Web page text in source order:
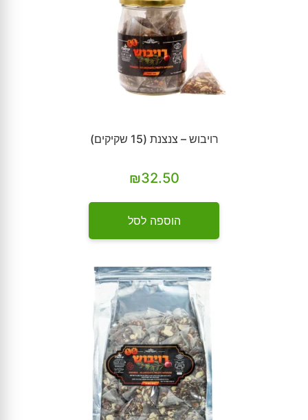
רויבוש – צנצנת (15 שקיקים)
₪32.50
הוספה לסל